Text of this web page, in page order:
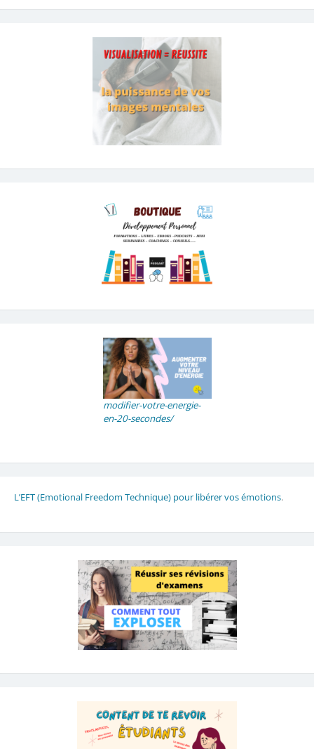
modifier-votre-energie-
en-20-secondes/
L’EFT (Emotional Freedom Technique) pour libérer vos émotions.